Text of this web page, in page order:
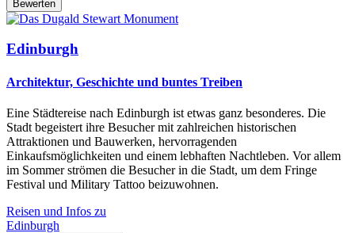
Edinburgh
Architektur, Geschichte und buntes Treiben
Eine Städtereise nach Edinburgh ist etwas ganz besonderes. Die
Stadt begeistert ihre Besucher mit zahlreichen historischen
Attraktionen und Bauwerken, hervorragenden
Einkaufsmöglichkeiten und einem lebhaften Nachtleben. Vor allem
im Sommer strömen die Besucher in die Stadt, um dem Fringe
Festival und Military Tattoo beizuwohnen.
Reisen und Infos zu
Edinburgh